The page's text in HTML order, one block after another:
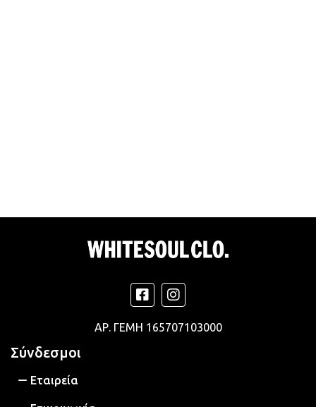
ΑΡ. ΓΕΜΗ 165707103000
Σύνδεσμοι
Εταιρεία